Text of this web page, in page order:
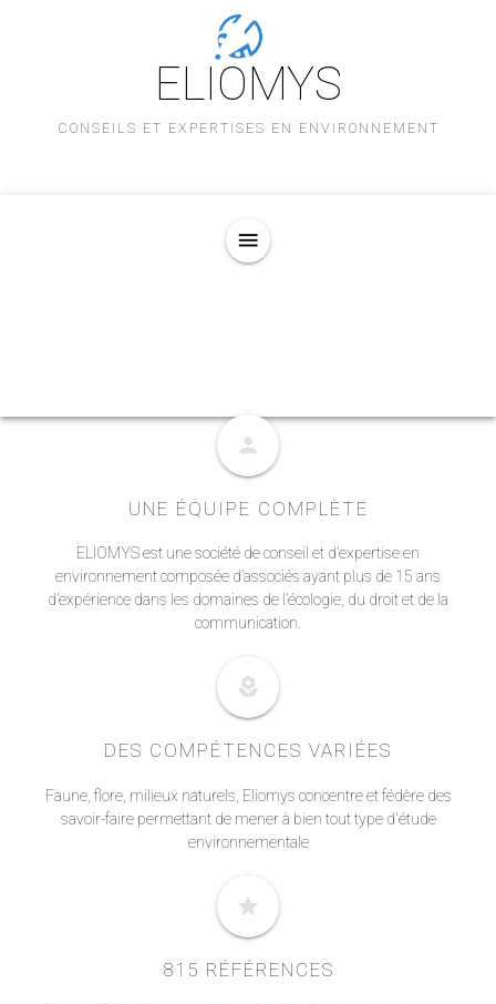
ELIOMYS
CONSEILS ET EXPERTISES EN ENVIRONNEMENT
menu
person
UNE ÉQUIPE COMPLÈTE
ELIOMYS est une société de conseil et d’expertise en
environnement composée d’associés ayant plus de 15 ans
d’expérience dans les domaines de l’écologie, du droit et de la
communication.
local_florist
DES COMPÉTENCES VARIÉES
Faune, flore, milieux naturels, Eliomys concentre et fédère des
savoir-faire permettant de mener à bien tout type d'étude
environnementale
star
815 RÉFÉRENCES